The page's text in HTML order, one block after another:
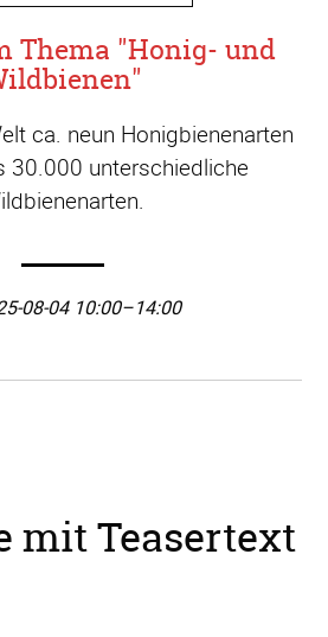
Thema "Honig- und
ca. neun Honigbienenarten
30.000 unterschiedliche
08-04 10:00–14:00
mit Teasertext